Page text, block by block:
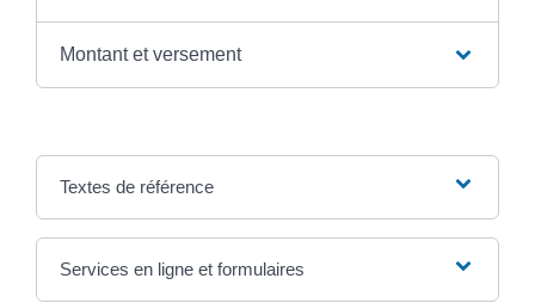
Montant et versement
Textes de référence
Services en ligne et formulaires